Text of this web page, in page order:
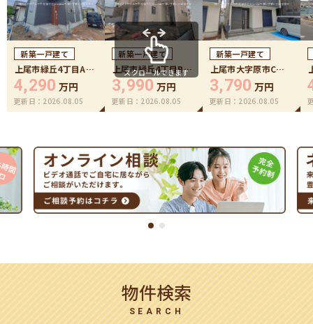
新築一戸建て
上尾市緑丘4丁目A号
棟
4,290 万円
更新日： 2026.08.05
新築一戸建て
上尾市緑丘4丁目B号
棟
3,990 万円
更新日： 2026.08.05
新築一戸建て
上尾市大字原市C号
棟
3,790 万円
更新日： 2026.08.05
スクロールできます
物件検索
SEARCH